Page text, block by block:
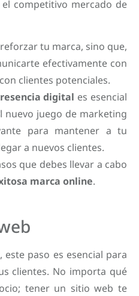
competitivo mercado de
tu marca, sino que,
efectivamente con
clientes potenciales.
digital es esencial
nuevo juego de marketing
para mantener a tu
a nuevos clientes.
que debes llevar a cabo
marca online.
paso es esencial para
clientes. No importa qué
tener un sitio web te